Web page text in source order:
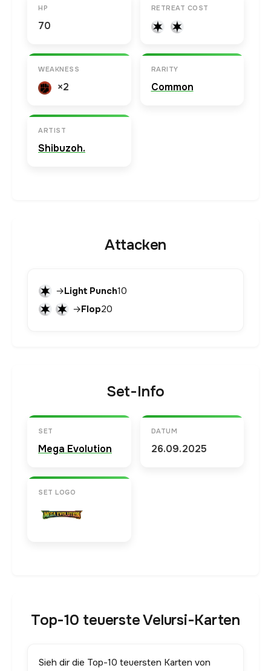
HP
70
RETREAT COST
WEAKNESS
×2
RARITY
Common
ARTIST
Shibuzoh.
Attacken
→Light Punch10
→Flop20
Set-Info
SET
Mega Evolution
DATUM
26.09.2025
SET LOGO
Top-10 teuerste Velursi-Karten
Sieh dir die Top-10 teuersten Karten von